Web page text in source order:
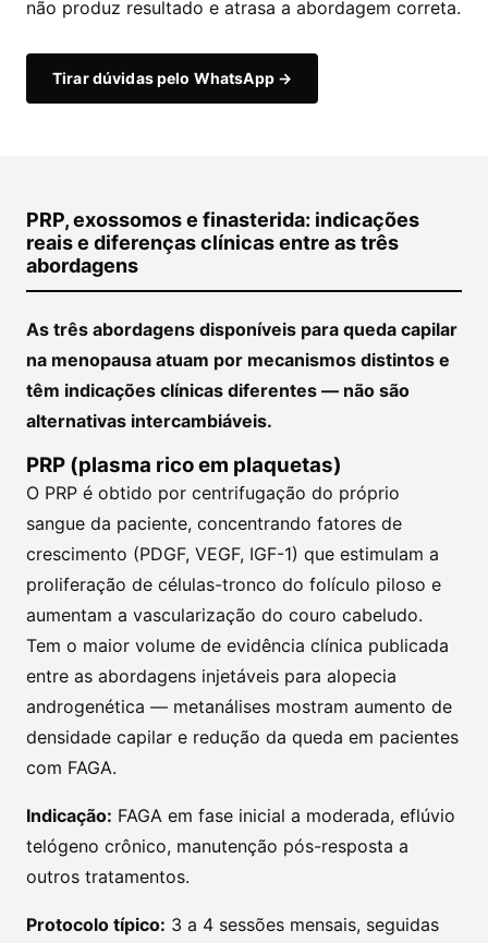
não produz resultado e atrasa a abordagem correta.
Tirar dúvidas pelo WhatsApp →
PRP, exossomos e finasterida: indicações
reais e diferenças clínicas entre as três
abordagens
As três abordagens disponíveis para queda capilar
na menopausa atuam por mecanismos distintos e
têm indicações clínicas diferentes — não são
alternativas intercambiáveis.
PRP (plasma rico em plaquetas)
O PRP é obtido por centrifugação do próprio
sangue da paciente, concentrando fatores de
crescimento (PDGF, VEGF, IGF-1) que estimulam a
proliferação de células-tronco do folículo piloso e
aumentam a vascularização do couro cabeludo.
Tem o maior volume de evidência clínica publicada
entre as abordagens injetáveis para alopecia
androgenética — metanálises mostram aumento de
densidade capilar e redução da queda em pacientes
com FAGA.
Indicação: FAGA em fase inicial a moderada, eflúvio
telógeno crônico, manutenção pós-resposta a
outros tratamentos.
Protocolo típico: 3 a 4 sessões mensais, seguidas